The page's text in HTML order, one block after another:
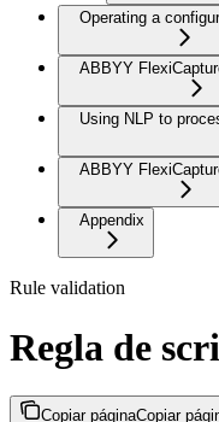
Operating a
ABBYY
Using NLP to
ABBYY
Appendix
Rule validation
Regla de
Copiar páginaCopiar